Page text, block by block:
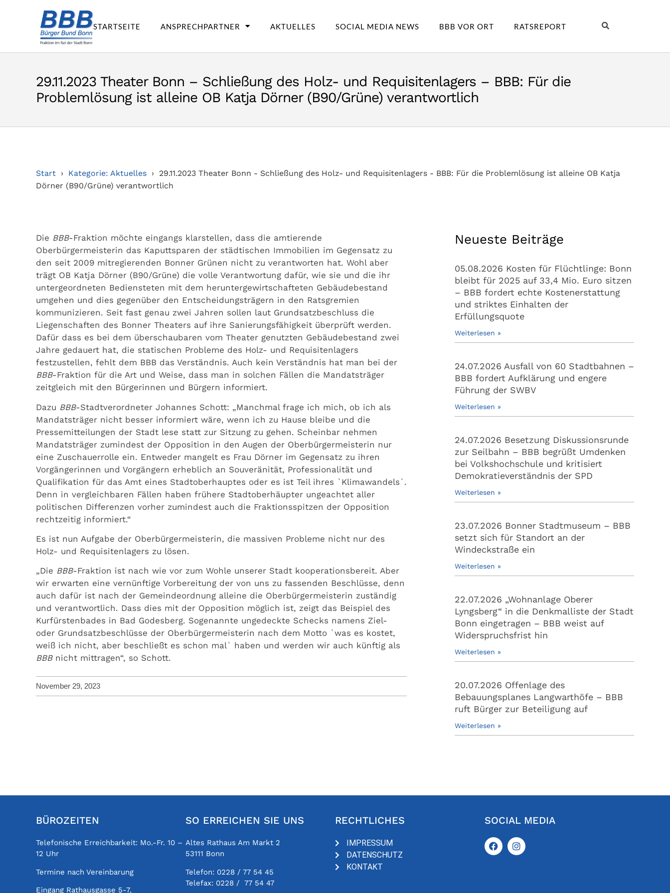
STARTSEITE ANSPRECHPARTNER AKTUELLES SOCIAL MEDIA NEWS BBB VOR ORT RATSREPORT
29.11.2023 Theater Bonn – Schließung des Holz- und Requisitenlagers – BBB: Für die
Problemlösung ist alleine OB Katja Dörner (B90/Grüne) verantwortlich
Start Kategorie: Aktuelles
29.11.2023 Theater Bonn - Schließung des Holz- und Requisitenlagers - BBB: Für die Problemlösung ist alleine OB Katja
Dörner (B90/Grüne) verantwortlich
Die BBB-Fraktion möchte eingangs klarstellen, dass die amtierende
Oberbürgermeisterin das Kaputtsparen der städtischen Immobilien im Gegensatz zu
den seit 2009 mitregierenden Bonner Grünen nicht zu verantworten hat. Wohl aber
trägt OB Katja Dörner (B90/Grüne) die volle Verantwortung dafür, wie sie und die ihr
untergeordneten Bediensteten mit dem heruntergewirtschafteten Gebäudebestand
umgehen und dies gegenüber den Entscheidungsträgern in den Ratsgremien
kommunizieren. Seit fast genau zwei Jahren sollen laut Grundsatzbeschluss die
Liegenschaften des Bonner Theaters auf ihre Sanierungsfähigkeit überprüft werden.
Dafür dass es bei dem überschaubaren vom Theater genutzten Gebäudebestand zwei
Jahre gedauert hat, die statischen Probleme des Holz- und Requisitenlagers
festzustellen, fehlt dem BBB das Verständnis. Auch kein Verständnis hat man bei der
BBB-Fraktion für die Art und Weise, dass man in solchen Fällen die Mandatsträger
zeitgleich mit den Bürgerinnen und Bürgern informiert.
Dazu BBB-Stadtverordneter Johannes Schott: „Manchmal frage ich mich, ob ich als
Mandatsträger nicht besser informiert wäre, wenn ich zu Hause bleibe und die
Pressemitteilungen der Stadt lese statt zur Sitzung zu gehen. Scheinbar nehmen
Mandatsträger zumindest der Opposition in den Augen der Oberbürgermeisterin nur
eine Zuschauerrolle ein. Entweder mangelt es Frau Dörner im Gegensatz zu ihren
Vorgängerinnen und Vorgängern erheblich an Souveränität, Professionalität und
Qualifikation für das Amt eines Stadtoberhauptes oder es ist Teil ihres `Klimawandels`.
Denn in vergleichbaren Fällen haben frühere Stadtoberhäupter ungeachtet aller
politischen Differenzen vorher zumindest auch die Fraktionsspitzen der Opposition
rechtzeitig informiert.“
Es ist nun Aufgabe der Oberbürgermeisterin, die massiven Probleme nicht nur des
Holz- und Requisitenlagers zu lösen.
„Die BBB-Fraktion ist nach wie vor zum Wohle unserer Stadt kooperationsbereit. Aber
wir erwarten eine vernünftige Vorbereitung der von uns zu fassenden Beschlüsse, denn
auch dafür ist nach der Gemeindeordnung alleine die Oberbürgermeisterin zuständig
und verantwortlich. Dass dies mit der Opposition möglich ist, zeigt das Beispiel des
Kurfürstenbades in Bad Godesberg. Sogenannte ungedeckte Schecks namens Ziel-
oder Grundsatzbeschlüsse der Oberbürgermeisterin nach dem Motto `was es kostet,
weiß ich nicht, aber beschließt es schon mal` haben und werden wir auch künftig als
BBBnicht mittragen“, so Schott.
November 29, 2023
Neueste Beiträge
05.08.2026 Kosten für Flüchtlinge: Bonn
bleibt für 2025 auf 33,4 Mio. Euro sitzen
– BBB fordert echte Kostenerstattung
und striktes Einhalten der
Erfüllungsquote
Weiterlesen »
24.07.2026 Ausfall von 60 Stadtbahnen –
BBB fordert Aufklärung und engere
Führung der SWBV
Weiterlesen »
24.07.2026 Besetzung Diskussionsrunde
zur Seilbahn – BBB begrüßt Umdenken
bei Volkshochschule und kritisiert
Demokratieverständnis der SPD
Weiterlesen »
23.07.2026 Bonner Stadtmuseum – BBB
setzt sich für Standort an der
Windeckstraße ein
Weiterlesen »
22.07.2026 „Wohnanlage Oberer
Lyngsberg“ in die Denkmalliste der Stadt
Bonn eingetragen – BBB weist auf
Widerspruchsfrist hin
Weiterlesen »
20.07.2026 Offenlage des
Bebauungsplanes Langwarthöfe – BBB
ruft Bürger zur Beteiligung auf
Weiterlesen »
BÜROZEITEN
Telefonische Erreichbarkeit: Mo.-Fr. 10 –
12 Uhr
Termine nach Vereinbarung
Eingang Rathausgasse 5-7,
SO ERREICHEN SIE UNS
Altes Rathaus Am Markt 2
53111 Bonn
Telefon: 0228 / 77 54 45
Telefax: 0228 / 77 54 47
RECHTLICHES
IMPRESSUM
DATENSCHUTZ
KONTAKT
SOCIAL MEDIA